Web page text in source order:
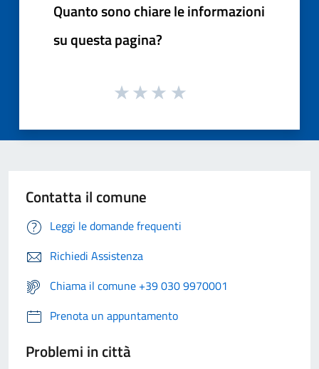
Quanto sono chiare le informazioni
su questa pagina?
Contatta il comune
Leggi le domande frequenti
Richiedi Assistenza
Chiama il comune +39 030 9970001
Prenota un appuntamento
Problemi in città